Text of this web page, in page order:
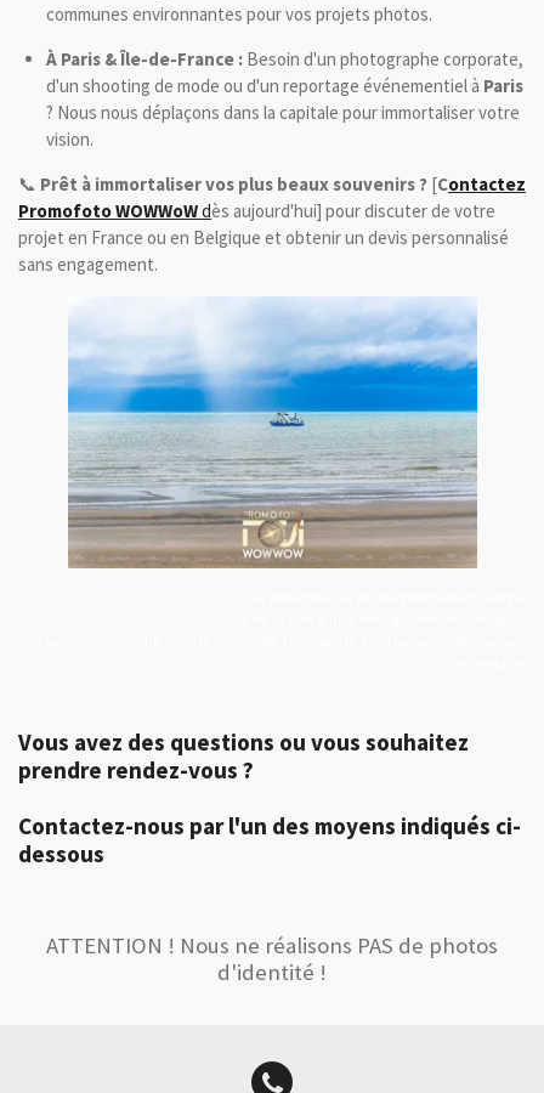
communes environnantes pour vos projets photos.
À Paris & Île-de-France :Besoin d'un photographe corporate,
d'un shooting de mode ou d'un reportage événementiel à Paris
? Nous nous déplaçons dans la capitale pour immortaliser votre
vision.
📞 Prêt à immortaliser vos plus beaux souvenirs ? [Contactez
Promofoto WOWWoWdès aujourd'hui] pour discuter de votre
projet en France ou en Belgique et obtenir un devis personnalisé
sans engagement.
Vous avez des questions ou vous souhaitez
prendre rendez-vous ?
Contactez-nous par l'un des moyens indiqués ci-
dessous
ATTENTION ! Nous ne réalisons PAS de photos
d'identité !